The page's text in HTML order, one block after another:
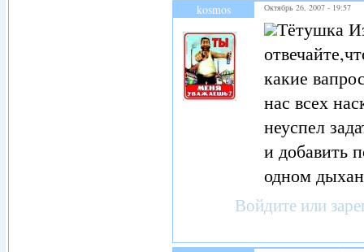
kosmos Октябрь 26, 2007 - 19:57
Тётушка
какие
нас всех
неуспел
и добавить
одном
Войдите или